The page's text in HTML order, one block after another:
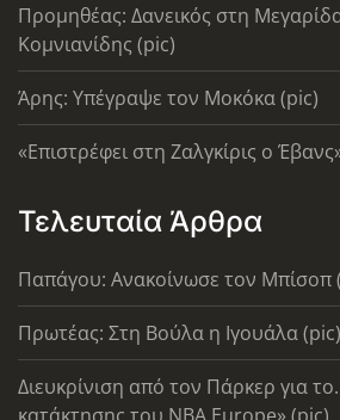
Προμηθέας: Δανεικός στη
Κομνιανίδης (pic)
Άρης: Υπέγραψε τον Μοκόκα (pic)
«Επιστρέφει στη Ζαλγκίρις ο
Τελευταία Άρθρα
Παπάγου: Ανακοίνωσε τον Μπίσοπ
Πρωτέας: Στη Βούλα η Ιγουάλα (pic)
Διευκρίνιση από τον Πάρκερ για